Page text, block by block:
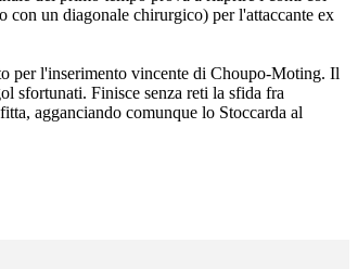
un diagonale chirurgico) per l'attaccante ex
per l'inserimento vincente di Choupo-Moting. Il
sfortunati. Finisce senza reti la sfida fra
agganciando comunque lo Stoccarda al